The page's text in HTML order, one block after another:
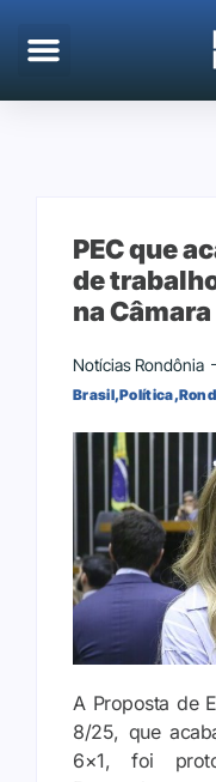
PEC que
de
na Câmara
Notícias Rondônia
Brasil,Política,
A Proposta de
8/25, que
6×1, foi